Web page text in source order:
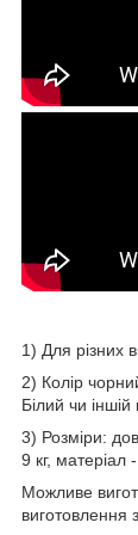
1) Для різних
2) Колір
Білий чи
3) Розміри:
9 кг, матеріал
Можливе
виготовлення